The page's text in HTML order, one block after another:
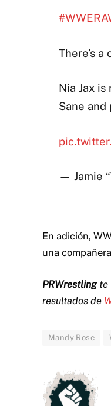
There’s
Nia Jax
Sane
— Jamie
En adición,
una
PRWrestlingte
resultados de
Mandy Rose